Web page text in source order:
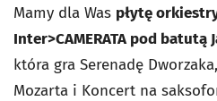
Mamy dla Was płytę
Inter>CAMERATA pod batutą
która gra Serenadę
Mozarta i Koncert na